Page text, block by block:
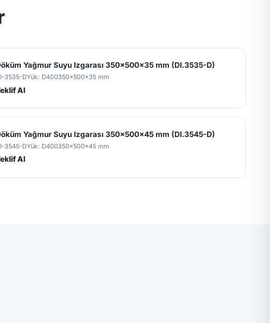
Yağmur Suyu Izgarası 350x500x35 mm (DI.3535-D)
3535-DYük: D400350x500x35 mm
Al
Yağmur Suyu Izgarası 350x500x45 mm (DI.3545-D)
3545-DYük: D400350x500x45 mm
Al